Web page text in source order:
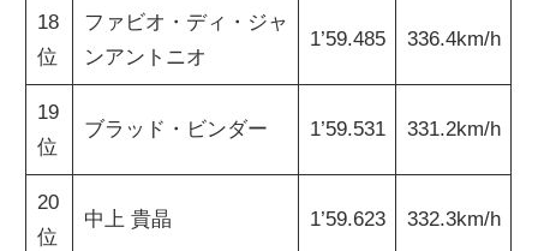
18
位
ファビオ・ディ・ジャ
ンアントニオ
1’59.485 336.4km/h
19
位
ブラッド・ビンダー 1’59.531 331.2km/h
20
位
中上 貴晶 1’59.623 332.3km/h